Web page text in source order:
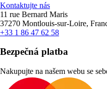
Kontaktujte nás
11 rue Bernard Maris
37270 Montlouis-sur-Loire,
+33 1 86 47 62 58
Bezpečná platba
Nakupujte na našem webu se